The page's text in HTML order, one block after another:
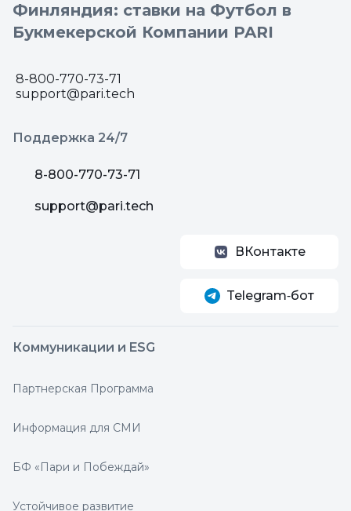
Финляндия: ставки на Футбол в
Букмекерской Компании PARI
8-800-770-73-71
support@pari.tech
Поддержка 24/7
8-800-770-73-71
support@pari.tech
ВКонтакте
Telegram‑бот
Коммуникации и ESG
Партнерская Программа
Информация для СМИ
БФ «Пари и Побеждай»
Устойчивое развитие